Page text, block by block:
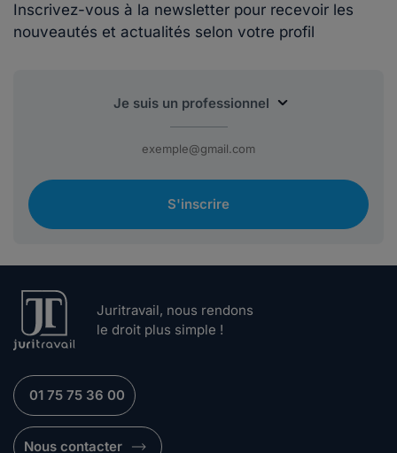
Inscrivez-vous à la newsletter pour recevoir les
nouveautés et actualités selon votre profil
S'inscrire
Juritravail, nous rendons
le droit plus simple !
01 75 75 36 00
Nous contacter